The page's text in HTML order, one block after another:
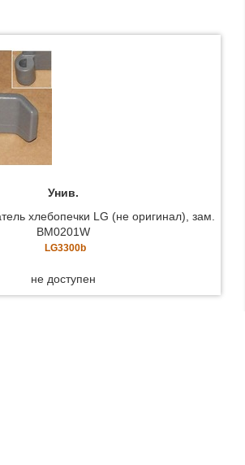
Унив.
хлебопечки LG (не оригинал), зам.
BM0201W
LG3300b
не доступен